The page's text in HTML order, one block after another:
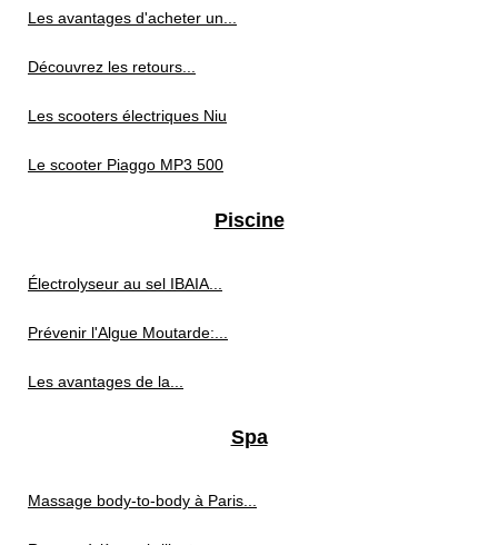
Les avantages d'acheter un...
Découvrez les retours...
Les scooters électriques Niu
Le scooter Piaggo MP3 500
Piscine
Électrolyseur au sel IBAIA...
Prévenir l'Algue Moutarde:...
Les avantages de la...
Spa
Massage body-to-body à Paris...